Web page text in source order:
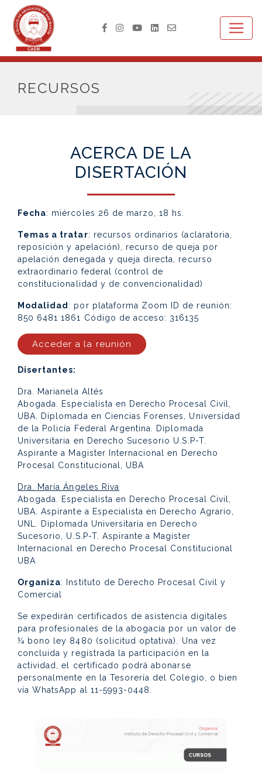
RECURSOS
ACERCA DE LA
DISERTACIÓN
Fecha: miércoles 26 de marzo, 18 hs.
Temas a tratar: recursos ordinarios (aclaratoria,
reposición y apelación), recurso de queja por
apelación denegada y queja directa, recurso
extraordinario federal (control de
constitucionalidad y de convencionalidad)
Modalidad : por plataforma Zoom ID de reunión:
850 6481 1861 Código de acceso: 316135
Acceder a la reunión
Disertantes:
Dra. Marianela Altés
Abogada. Especialista en Derecho Procesal Civil,
UBA. Diplomada en Ciencias Forenses, Universidad
de la Policía Federal Argentina. Diplomada
Universitaria en Derecho Sucesorio U.S.P-T.
Aspirante a Magister Internacional en Derecho
Procesal Constitucional, UBA
Dra. María Ángeles Riva
Abogada. Especialista en Derecho Procesal Civil,
UBA. Aspirante a Especialista en Derecho Agrario,
UNL. Diplomada Universitaria en Derecho
Sucesorio, U.S.P-T. Aspirante a Magister
Internacional en Derecho Procesal Constitucional
UBA
Organiza: Instituto de Derecho Procesal Civil y
Comercial
Se expedirán certificados de asistencia digitales
para profesionales de la abogacía por un valor de
¼ bono ley 8480 (solicitud optativa). Una vez
concluida y registrada la participación en la
actividad, el certificado podrá abonarse
personalmente en la Tesorería del Colegio, o bien
vía WhatsApp al 11-5993-0448.